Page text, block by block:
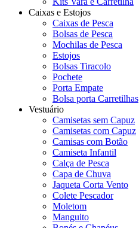
Caixas e Estojos
Caixas de Pesca
Bolsas de Pesca
Mochilas de Pesca
Estojos
Bolsas Tiracolo
Pochete
Porta Empate
Bolsa porta Carretilhas
Vestuário
Camisetas sem Capuz
Camisetas com Capuz
Camisas com Botão
Camiseta Infantil
Calça de Pesca
Capa de Chuva
Jaqueta Corta Vento
Colete Pescador
Moletom
Manguito